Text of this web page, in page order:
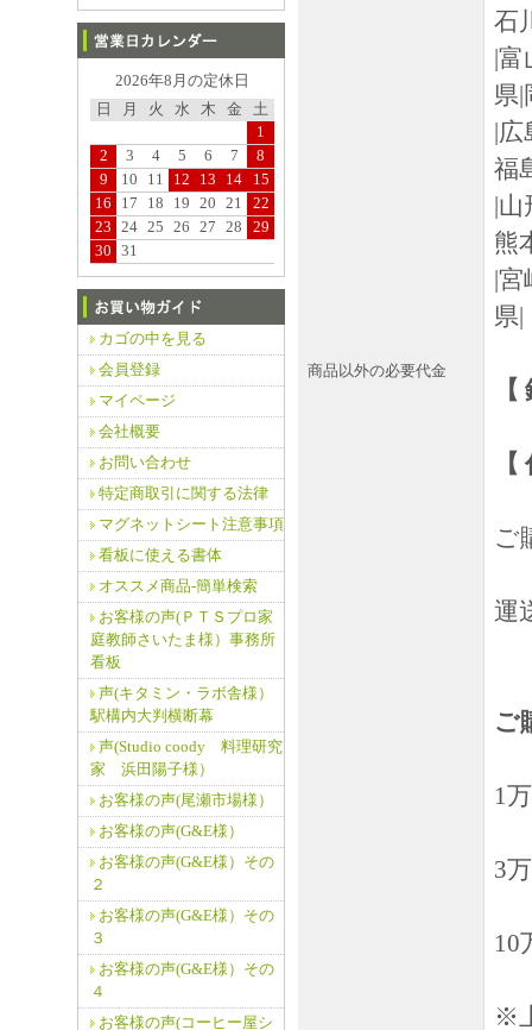
2026年8月の定休日
日
月 火 水 木 金
土
1
2
3 4 5 6 7
8
9
10 11 12 13 14
15
16
17 18 19 20 21
22
23
24 25 26 27 28
29
30
31
カゴの中を見る
会員登録
マイページ
会社概要
お問い合わせ
特定商取引に関する法律
マグネットシート注意事項
看板に使える書体
オススメ商品‐簡単検索
お客様の声(ＰＴＳプロ家
庭教師さいたま様）事務所
看板
声(キタミン・ラボ舎様）
駅構内大判横断幕
声(Studio coody 料理研究
家 浜田陽子様）
お客様の声(尾瀬市場様）
お客様の声(G&E様）
お客様の声(G&E様）その
２
お客様の声(G&E様）その
３
お客様の声(G&E様）その
４
お客様の声(コーヒー屋シ
商品以外の必要代金
石
|富
県|
|広
福
|山
熊
|宮
県|
ご
運
ご
1
3
※